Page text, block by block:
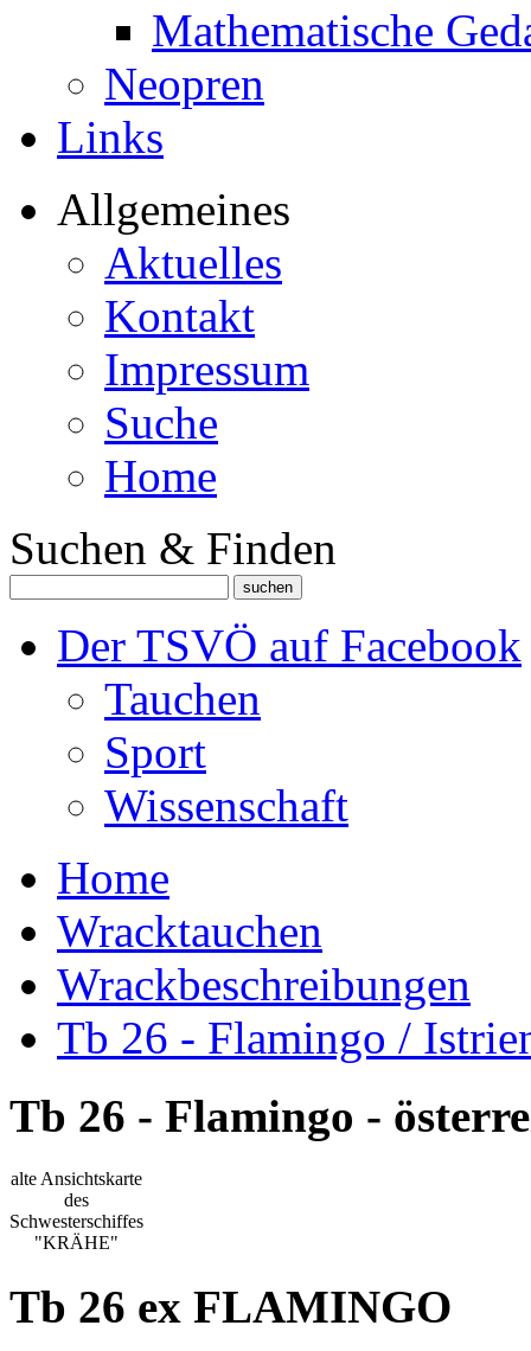
Mathematische
Neopren
Links
Allgemeines
Aktuelles
Kontakt
Impressum
Suche
Home
Suchen & Finden
Der TSVÖ auf Facebook
Tauchen
Sport
Wissenschaft
Home
Wracktauchen
Wrackbeschreibungen
Tb 26 - Flamingo /
Tb 26 - Flamingo -
alte Ansichtskarte
des
Schwesterschiffes
"KRÄHE"
Tb 26 ex FLAMINGO